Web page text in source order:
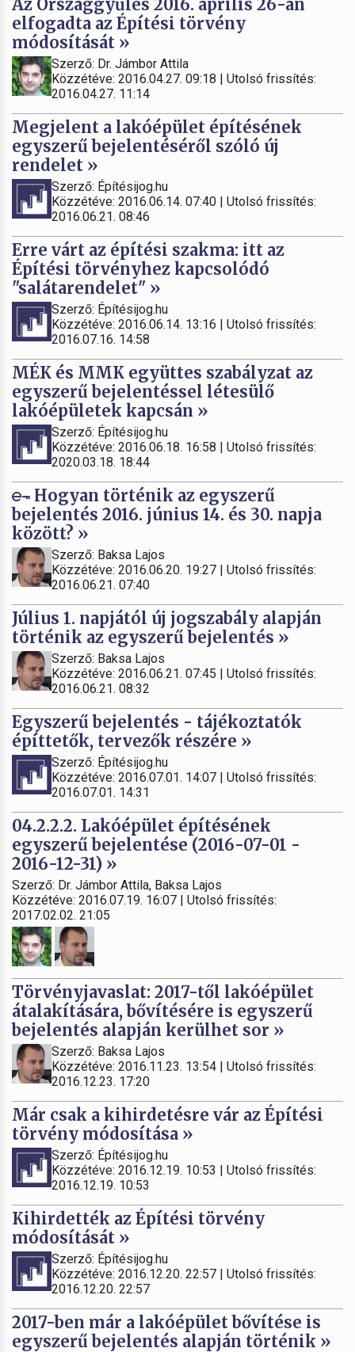
Az Országgyűlés 2016. április 26-án
elfogadta az Építési törvény
módosítását »
Szerző: Dr. Jámbor Attila
Közzétéve: 2016.04.27. 09:18 | Utolsó frissítés:
2016.04.27. 11:14
Megjelent a lakóépület építésének
egyszerű bejelentéséről szóló új
rendelet »
Szerző: Építésijog.hu
Közzétéve: 2016.06.14. 07:40 | Utolsó frissítés:
2016.06.21. 08:46
Erre várt az építési szakma: itt az
Építési törvényhez kapcsolódó
"salátarendelet" »
Szerző: Építésijog.hu
Közzétéve: 2016.06.14. 13:16 | Utolsó frissítés:
2016.07.16. 14:58
MÉK és MMK együttes szabályzat az
egyszerű bejelentéssel létesülő
lakóépületek kapcsán »
Szerző: Építésijog.hu
Közzétéve: 2016.06.18. 16:58 | Utolsó frissítés:
2020.03.18. 18:44
Hogyan történik az egyszerű
bejelentés 2016. június 14. és 30. napja
között? »
Szerző: Baksa Lajos
Közzétéve: 2016.06.20. 19:27 | Utolsó frissítés:
2016.06.21. 07:40
Július 1. napjától új jogszabály alapján
történik az egyszerű bejelentés »
Szerző: Baksa Lajos
Közzétéve: 2016.06.21. 07:45 | Utolsó frissítés:
2016.06.21. 08:32
Egyszerű bejelentés - tájékoztatók
építtetők, tervezők részére »
Szerző: Építésijog.hu
Közzétéve: 2016.07.01. 14:07 | Utolsó frissítés:
2016.07.01. 14:31
04.2.2.2. Lakóépület építésének
egyszerű bejelentése (2016-07-01 -
2016-12-31) »
Szerző: Dr. Jámbor Attila, Baksa Lajos
Közzétéve: 2016.07.19. 16:07 | Utolsó frissítés:
2017.02.02. 21:05
Törvényjavaslat: 2017-től lakóépület
átalakítására, bővítésére is egyszerű
bejelentés alapján kerülhet sor »
Szerző: Baksa Lajos
Közzétéve: 2016.11.23. 13:54 | Utolsó frissítés:
2016.12.23. 17:20
Már csak a kihirdetésre vár az Építési
törvény módosítása »
Szerző: Építésijog.hu
Közzétéve: 2016.12.19. 10:53 | Utolsó frissítés:
2016.12.19. 10:53
Kihirdették az Építési törvény
módosítását »
Szerző: Építésijog.hu
Közzétéve: 2016.12.20. 22:57 | Utolsó frissítés:
2016.12.20. 22:57
2017-ben már a lakóépület bővítése is
egyszerű bejelentés alapján történik »